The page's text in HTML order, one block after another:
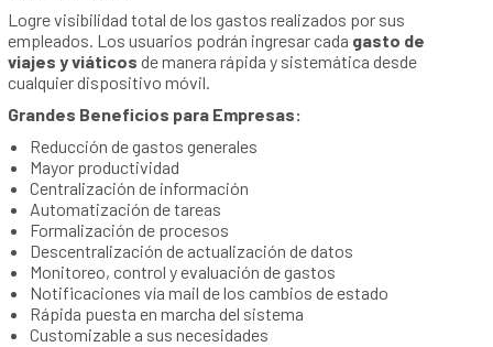
Logre visibilidad total de los gastos realizados por sus
empleados. Los usuarios podrán ingresar cada gasto de
viajes y viáticos de manera rápida y sistemática desde
cualquier dispositivo móvil.
Grandes Beneficios para Empresas:
Reducción de gastos generales
Mayor productividad
Centralización de información
Automatización de tareas
Formalización de procesos
Descentralización de actualización de datos
Monitoreo, control y evaluación de gastos
Notificaciones vía mail de los cambios de estado
Rápida puesta en marcha del sistema
Customizable a sus necesidades